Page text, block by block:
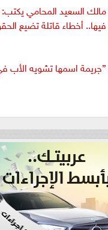
مالك السعيد المحامي يكتب:
فيها.. أخطاء قاتلة تضيع
”جريمة اسمها تشويه الأب